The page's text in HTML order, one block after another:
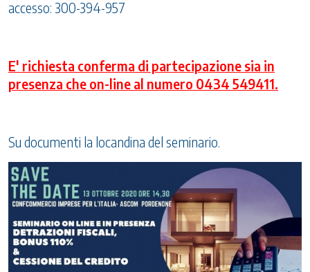
accesso: 300-394-957
E' richiesta conferma di partecipazione sia in
presenza che on-line al numero 0434 549411.
Su documenti la locandina del seminario.